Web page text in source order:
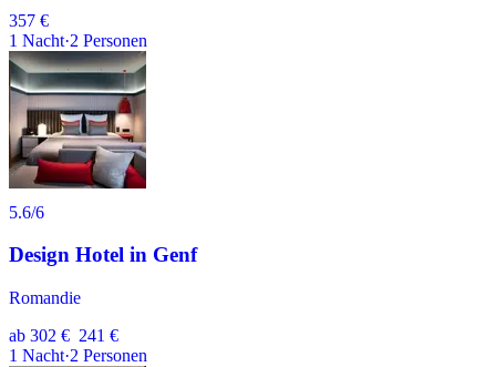
357 €
1 Nacht·2 Personen
5.6/6
Design Hotel in Genf
Romandie
ab 302 € 241 €
1 Nacht·2 Personen